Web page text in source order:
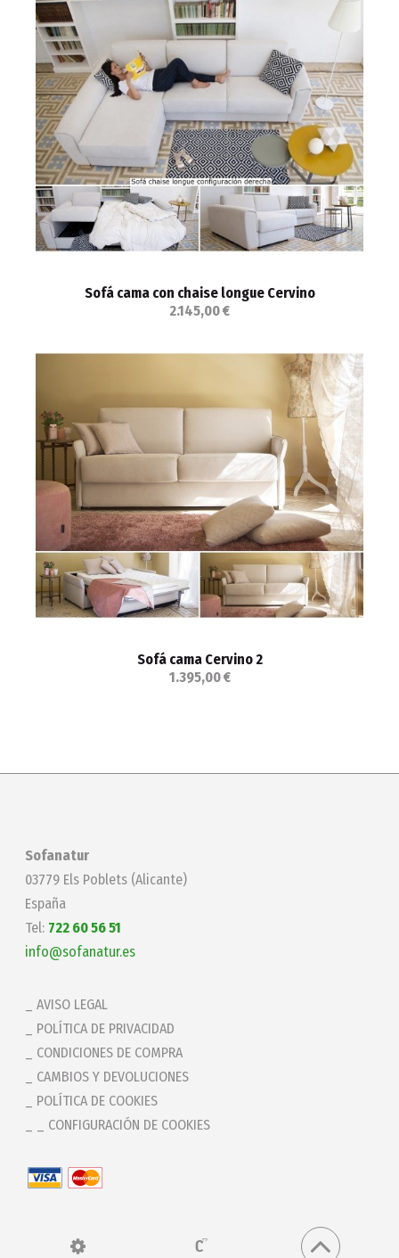
Sofá cama con chaise longue Cervino
2.145,00 €
Sofá cama Cervino 2
1.395,00 €
Sofanatur
03779 Els Poblets (Alicante)
España
Tel: 722 60 56 51
info@sofanatur.es
AVISO LEGAL
POLÍTICA DE PRIVACIDAD
CONDICIONES DE COMPRA
CAMBIOS Y DEVOLUCIONES
POLÍTICA DE COOKIES
_ CONFIGURACIÓN DE COOKIES